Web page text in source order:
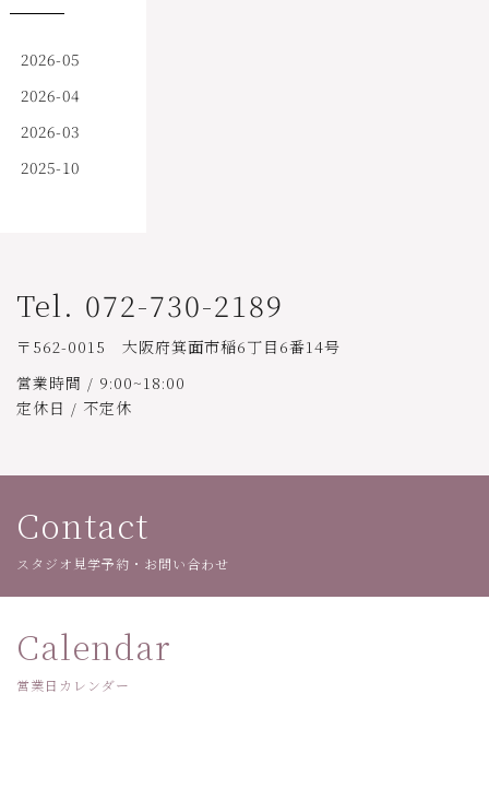
2026-05
2026-04
2026-03
2025-10
Tel. 072-730-2189
〒562-0015 大阪府箕面市稲6丁目6番14号
営業時間 / 9:00~18:00
定休日 / 不定休
Contact
スタジオ見学予約・お問い合わせ
Calendar
営業日カレンダー